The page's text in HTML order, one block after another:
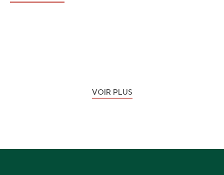
VOIR PLUS